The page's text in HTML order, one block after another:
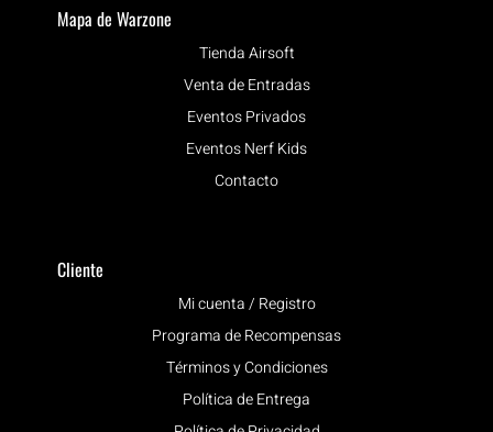
Mapa de Warzone
Tienda Airsoft
Venta de Entradas
Eventos Privados
Eventos Nerf Kids
Contacto
Cliente
Mi cuenta / Registro
Programa de Recompensas
Términos y Condiciones
Política de Entrega